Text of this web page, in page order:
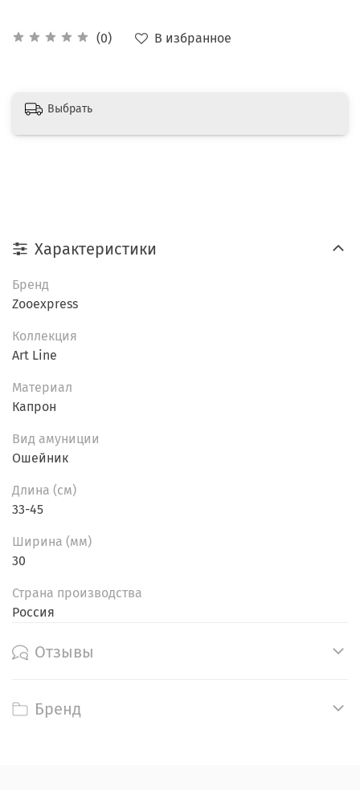
(0) В избранное
Выбрать
Характеристики
Бренд
Zooexpress
Коллекция
Art Line
Материал
Капрон
Вид амуниции
Ошейник
Длина (см)
33-45
Ширина (мм)
30
Страна производства
Россия
Отзывы
Бренд